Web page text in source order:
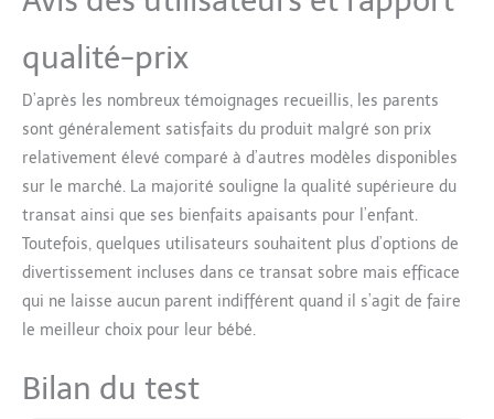
qualité-prix
D’après les nombreux témoignages recueillis, les parents
sont généralement satisfaits du produit malgré son prix
relativement élevé comparé à d’autres modèles disponibles
sur le marché. La majorité souligne la qualité supérieure du
transat ainsi que ses bienfaits apaisants pour l’enfant.
Toutefois, quelques utilisateurs souhaitent plus d’options de
divertissement incluses dans ce transat sobre mais efficace
qui ne laisse aucun parent indifférent quand il s’agit de faire
le meilleur choix pour leur bébé.
Bilan du test